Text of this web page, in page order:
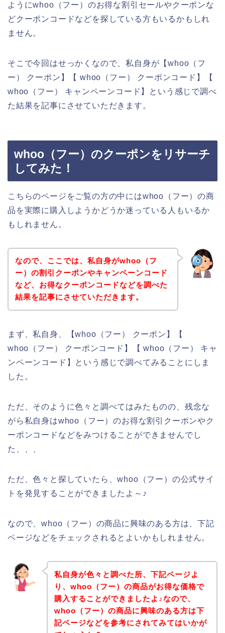
ようにwhoo（フー）のお得な割引セールやクーポンな
どクーポンコードなどを探している方もいるかもしれ
ません。
そこで今回はせっかくなので、私自身が【whoo（フ
ー） クーポン】【 whoo（フー） クーポンコード】【
whoo（フー） キャンペーンコード】という感じで調べ
た結果を記事にさせていただきます。
whoo（フー）のクーポンをリサーチ
してみた！
こちらのページをご覧の方の中にはwhoo（フー）の商
品を実際に購入しようかどうか迷っている人もいるか
もしれません。
なので、ここでは、私自身がwhoo（フ
ー）の割引クーポンやキャンペーンコード
など、お得なクーポンコードなどを調べた
結果を記事にさせていただきます。
まず、私自身、【whoo（フー） クーポン】【
whoo（フー） クーポンコード】【 whoo（フー） キャ
ンペーンコード】という感じで調べてみることにしま
した。
ただ、そのように色々と調べてはみたものの、残念な
がら私自身はwhoo（フー）のお得な割引クーポンやク
ーポンコードなどをみつけることができませんでし
た、、、
ただ、色々と探していたら、whoo（フー）の公式サイ
トを発見することができましたよ～♪
なので、whoo（フー）の商品に興味のある方は、下記
ページなどをチェックされるとよいかもしれません。
私自身が色々と調べた所、下記ページよ
り、whoo（フー）の商品がお得な価格で
購入することができましたよ♪なので、
whoo（フー）の商品に興味のある方は下
記ページなどを参考にされてみてはいかが